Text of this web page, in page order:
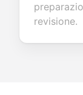
revisione.